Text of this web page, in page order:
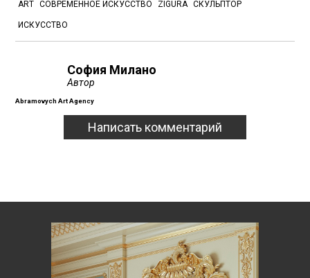
ART СОВРЕМЕННОЕ ИСКУССТВО ZIGURA СКУЛЬПТОР
ИСКУССТВО
София Милано
Автор
Abramovych Art Agency
Написать комментарий